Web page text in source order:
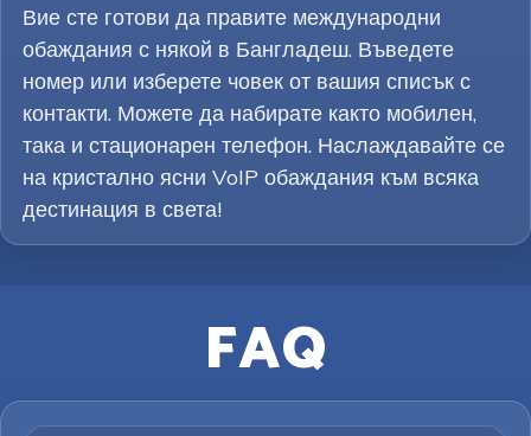
Вие сте готови да правите международни
обаждания с някой в Бангладеш. Въведете
номер или изберете човек от вашия списък с
контакти. Можете да набирате както мобилен,
така и стационарен телефон. Наслаждавайте се
на кристално ясни VoIP обаждания към всяка
дестинация в света!
FAQ